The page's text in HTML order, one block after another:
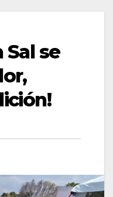
Sal se